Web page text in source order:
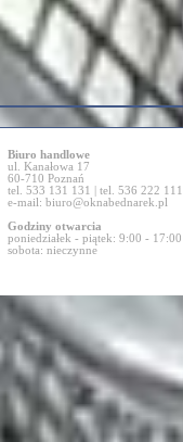
Biuro handlowe
ul. Kanałowa 17
60-710 Poznań
tel. 533 131 131 | tel. 536 222 111
e-mail: biuro@oknabednarek.pl
Godziny otwarcia
poniedziałek - piątek: 9:00 - 17:00
sobota: nieczynne